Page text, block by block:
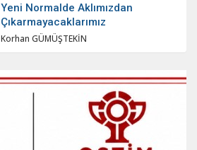
Yeni Normalde Aklımızdan
Çıkarmayacaklarımız
Korhan GÜMÜŞTEKİN